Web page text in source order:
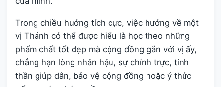
Trong chiều hướng tích cực, việc hướng về một
vị Thánh có thể được hiểu là học theo những
phẩm chất tốt đẹp mà cộng đồng gắn với vị ấy,
chẳng hạn lòng nhân hậu, sự chính trực, tinh
thần giúp dân, bảo vệ cộng đồng hoặc ý thức